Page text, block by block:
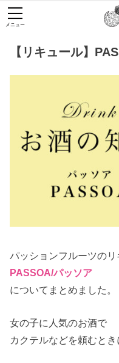
メニュー
【リキュール】
パッションフルーツの
PASSOA/パッソア
についてまとめました。
女の子に人気のお酒で
カクテルなどを頼むとき